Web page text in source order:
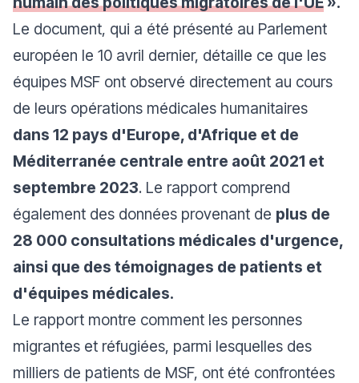
Le document, qui a été présenté au Parlement
européen le 10 avril dernier, détaille ce que les
équipes MSF ont observé directement au cours
de leurs opérations médicales humanitaires
dans 12 pays d'Europe, d'Afrique et de
Méditerranée centrale entre août 2021 et
septembre 2023. Le rapport comprend
également des données provenant de plus de
28 000 consultations médicales d'urgence,
ainsi que des témoignages de patients et
d'équipes médicales.
Le rapport montre comment les personnes
migrantes et réfugiées, parmi lesquelles des
milliers de patients de MSF, ont été confrontées